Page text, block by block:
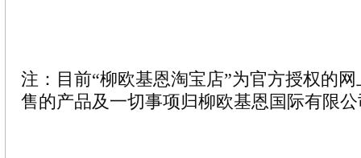
注：目前“柳欧基恩淘宝店”为官方授权的
售的产品及一切事项归柳欧基恩国际有限